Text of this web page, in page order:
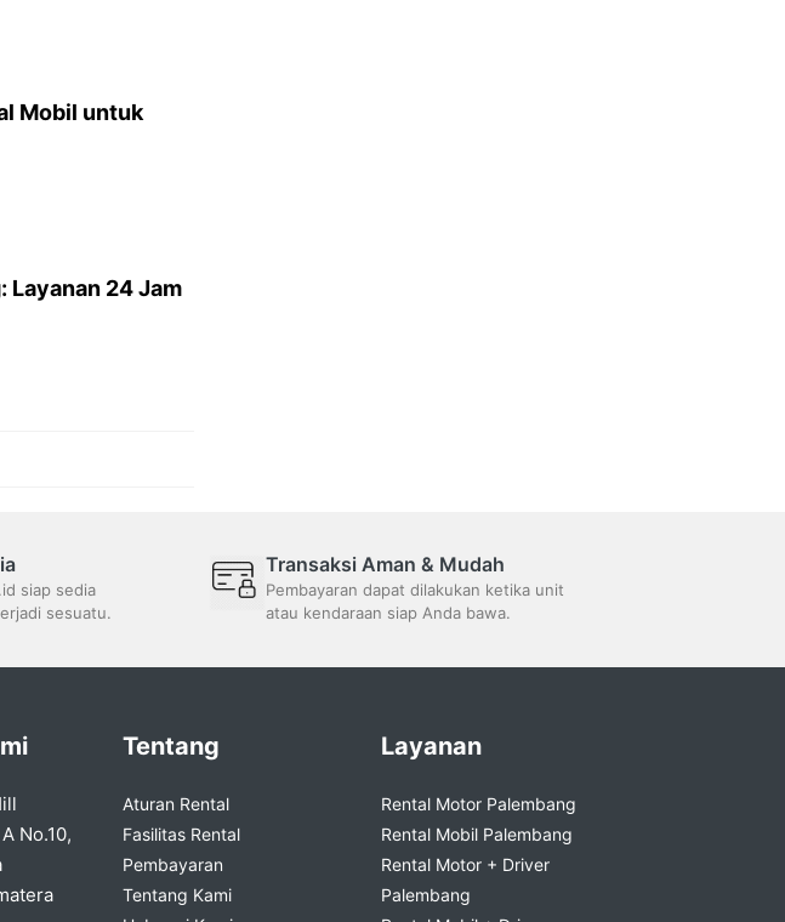
Mobil untuk
Layanan 24 Jam
siap sedia
sesuatu.
Transaksi Aman & Mudah
Pembayaran dapat dilakukan ketika unit
atau kendaraan siap Anda bawa.
No.10,
Tentang
Aturan Rental
Fasilitas Rental
Pembayaran
Tentang Kami
Layanan
Rental Motor Palembang
Rental Mobil Palembang
Rental Motor + Driver
Palembang